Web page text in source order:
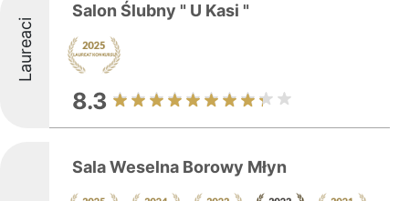
Laureaci
Salon Ślubny " U Kasi "
8.3
Sala Weselna Borowy Młyn